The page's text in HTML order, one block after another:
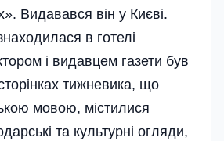
Видавався він у Києві.
в готелі
і видавцем газети був
тижневика, що
мовою, містилися
та культурні огляди,